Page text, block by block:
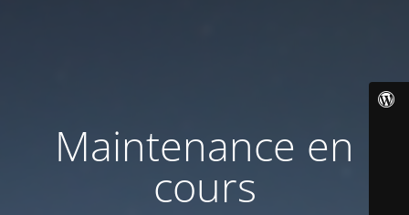
Maintenance en
cours